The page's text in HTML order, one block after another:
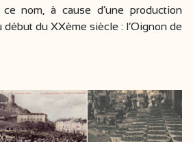
nom, à cause d’une production
du XXème siècle : l’Oignon de